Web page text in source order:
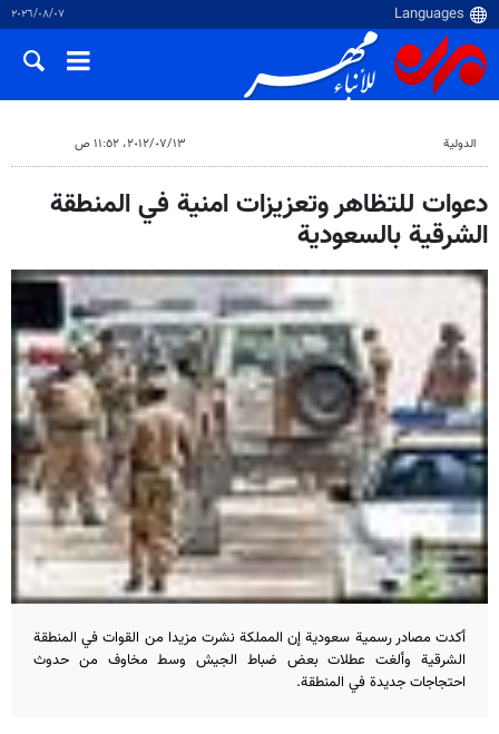
٠٧‏/٠٨‏/٢٠٢٦
الدولية ١٣‏/٠٧‏/٢٠١٢، ١١:٥٢ ص
دعوات للتظاهر وتعزيزات امنية في المنطقة
الشرقية بالسعودية
أكدت مصادر رسمية سعودية إن المملكة نشرت مزيدا من القوات في المنطقة
الشرقية وألغت عطلات بعض ضباط الجيش وسط مخاوف من حدوث
احتجاجات جديدة في المنطقة.